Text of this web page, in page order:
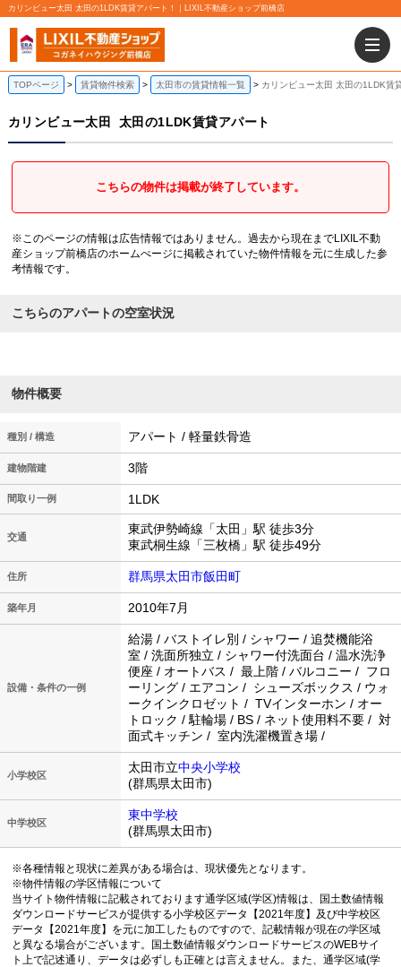
カリンビュー太田 太田の1LDK賃貸アパート！｜LIXIL不動産ショップ前橋店
TOPページ 賃貸物件検索 太田市の賃貸情報一覧 カリンビュー太田 太田の1LDK賃
カリンビュー太田 太田の1LDK賃貸アパート
こちらの物件は掲載が終了しています。
※このページの情報は広告情報ではありません。過去から現在までLIXIL不動
産ショップ前橋店のホームぺージに掲載されていた物件情報を元に生成した参
考情報です。
こちらのアパートの空室状況
物件概要
種別 / 構造 アパート / 軽量鉄骨造
建物階建 3階
間取り一例 1LDK
交通
東武伊勢崎線「太田」駅 徒歩3分
東武桐生線「三枚橋」駅 徒歩49分
住所 群馬県太田市飯田町
築年月 2010年7月
設備・条件の一例
給湯 / バストイレ別 / シャワー / 追焚機能浴
室 / 洗面所独立 / シャワー付洗面台 / 温水洗浄
便座 / オートバス / 最上階 / バルコニー / フロ
ーリング / エアコン / シューズボックス / ウォ
ークインクロゼット / TVインターホン / オー
トロック / 駐輪場 / BS / ネット使用料不要 / 対
面式キッチン / 室内洗濯機置き場 /
小学校区
太田市立中央小学校
(群馬県太田市)
中学校区
東中学校
(群馬県太田市)
※各種情報と現状に差異がある場合は、現状優先となります。
※物件情報の学区情報について
当サイト物件情報に記載されております通学区域(学区)情報は、国土数値情報
ダウンロードサービスが提供する小学校区データ【2021年度】及び中学校区
データ【2021年度】を元に加工したものですので、記載情報が現在の学区域
と異なる場合がございます。国土数値情報ダウンロードサービスのWEBサイ
ト上で記述通り、データは必ずしも正確とは言えません。また、通学区域(学